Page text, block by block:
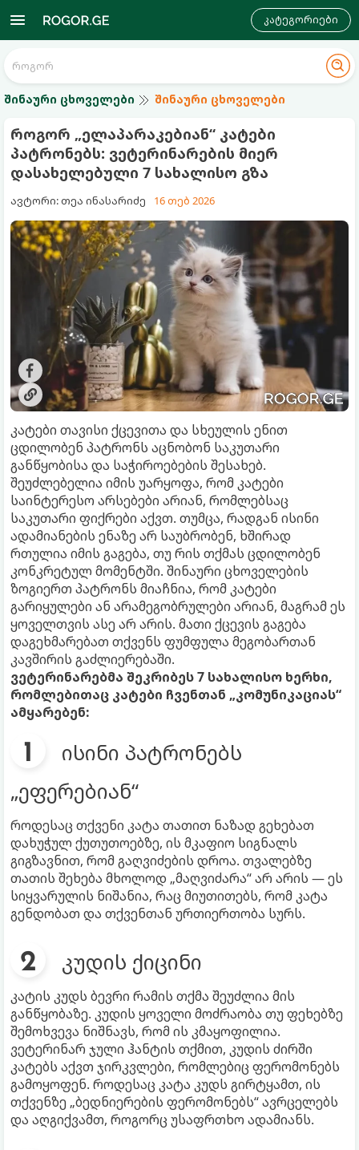
კატეგორიები
შინაური ცხოველები შინაური ცხოველები
როგორ „ელაპარაკებიან“ კატები
პატრონებს: ვეტერინარების მიერ
დასახელებული 7 სახალისო გზა
ავტორი: თეა ინასარიძე 16 თებ 2026
კატები თავისი ქცევითა და სხეულის ენით
ცდილობენ პატრონს აცნობონ საკუთარი
განწყობისა და საჭიროებების შესახებ.
შეუძლებელია იმის უარყოფა, რომ კატები
საინტერესო არსებები არიან, რომლებსაც
საკუთარი ფიქრები აქვთ. თუმცა, რადგან ისინი
ადამიანების ენაზე არ საუბრობენ, ხშირად
რთულია იმის გაგება, თუ რის თქმას ცდილობენ
კონკრეტულ მომენტში. შინაური ცხოველების
ზოგიერთ პატრონს მიაჩნია, რომ კატები
გარიყულები ან არამეგობრულები არიან, მაგრამ ეს
ყოველთვის ასე არ არის. მათი ქცევის გაგება
დაგეხმარებათ თქვენს ფუმფულა მეგობართან
კავშირის გაძლიერებაში.
ვეტერინარებმა შეკრიბეს 7 სახალისო ხერხი,
რომლებითაც კატები ჩვენთან „კომუნიკაციას“
ამყარებენ:
ისინი პატრონებს
„ეფერებიან“
როდესაც თქვენი კატა თათით ნაზად გეხებათ
დახუჭულ ქუთუთოებზე, ის მკაფიო სიგნალს
გიგზავნით, რომ გაღვიძების დროა. თვალებზე
თათის შეხება მხოლოდ „მაღვიძარა“ არ არის — ეს
სიყვარულის ნიშანია, რაც მიუთითებს, რომ კატა
გენდობათ და თქვენთან ურთიერთობა სურს.
კუდის ქიცინი
კატის კუდს ბევრი რამის თქმა შეუძლია მის
განწყობაზე. კუდის ყოველი მოძრაობა თუ ფეხებზე
შემოხვევა ნიშნავს, რომ ის კმაყოფილია.
ვეტერინარ ჯული ჰანტის თქმით, კუდის ძირში
კატებს აქვთ ჯირკვლები, რომლებიც ფერომონებს
გამოყოფენ. როდესაც კატა კუდს გირტყამთ, ის
თქვენზე „ბედნიერების ფერომონებს“ ავრცელებს
და აღგიქვამთ, როგორც უსაფრთხო ადამიანს.